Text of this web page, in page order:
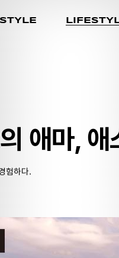
STYLE
애마, 애
험하다.